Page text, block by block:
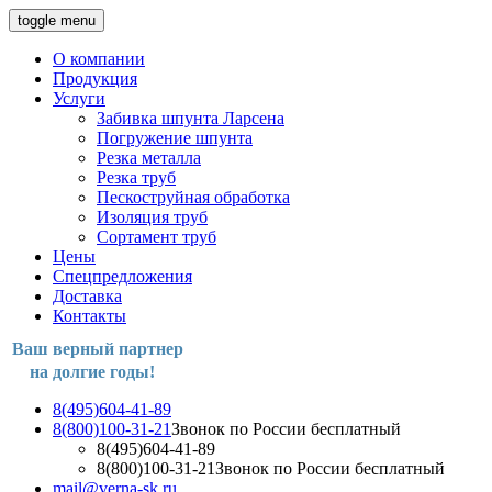
toggle menu
О компании
Продукция
Услуги
Забивка шпунта Ларсена
Погружение шпунта
Резка металла
Резка труб
Пескоструйная обработка
Изоляция труб
Сортамент труб
Цены
Спецпредложения
Доставка
Контакты
Ваш верный партнер
на долгие годы!
8(495)604-41-89
8(800)100-31-21Звонок по России бесплатный
8(495)604-41-89
8(800)100-31-21Звонок по России бесплатный
mail@verna-sk.ru